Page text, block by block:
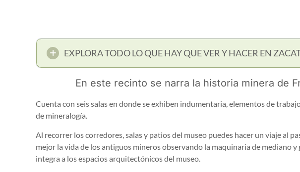
EXPLORA TODO LO QUE HAY QUE VER Y HACER EN
En este recinto se narra la historia minera de
Cuenta con seis salas en donde se exhiben indumentaria, elementos de
de mineralogía.
Al recorrer los corredores, salas y patios del museo puedes hacer un viaje al
mejor la vida de los antiguos mineros observando la maquinaria de mediano y
integra a los espacios arquitectónicos del museo.